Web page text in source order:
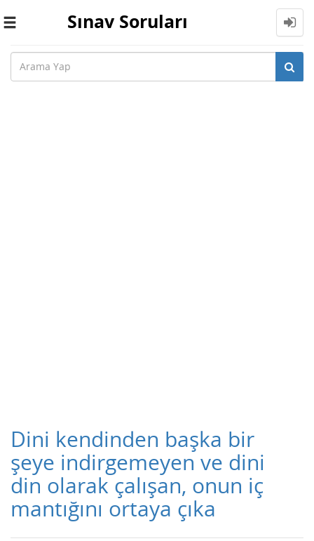
Toggle
Sınav Soruları
Dini kendinden başka bir
şeye indirgemeyen ve dini
din olarak çalışan, onun iç
mantığını ortaya çıka